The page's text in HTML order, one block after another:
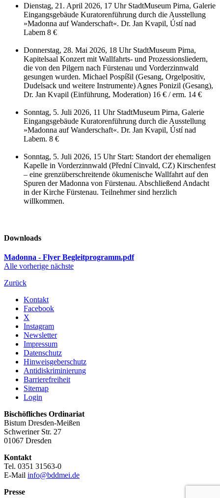
Dienstag, 21. April 2026, 17 Uhr StadtMuseum Pirna, Galerie
Eingangsgebäude Kuratorenführung durch die Ausstellung
»Madonna auf Wanderschaft«. Dr. Jan Kvapil, Ústí nad
Labem 8 €
Donnerstag, 28. Mai 2026, 18 Uhr StadtMuseum Pirna,
Kapitelsaal Konzert mit Wallfahrts- und Prozessionsliedern,
die von den Pilgern nach Fürstenau und Vorderzinnwald
gesungen wurden. Michael Pospíšil (Gesang, Orgelpositiv,
Dudelsack und weitere Instrumente) Agnes Ponizil (Gesang),
Dr. Jan Kvapil (Einführung, Moderation) 16 € / erm. 14 €
Sonntag, 5. Juli 2026, 11 Uhr StadtMuseum Pirna, Galerie
Eingangsgebäude Kuratorenführung durch die Ausstellung
»Madonna auf Wanderschaft«. Dr. Jan Kvapil, Ústí nad
Labem. 8 €
Sonntag, 5. Juli 2026, 15 Uhr Start: Standort der ehemaligen
Kapelle in Vorderzinnwald (Přední Cinvald, CZ) Kirschenfest
– eine grenzüberschreitende ökumenische Wallfahrt auf den
Spuren der Madonna von Fürstenau. Abschließend Andacht
in der Kirche Fürstenau. Teilnehmer sind herzlich
willkommen.
Downloads
Madonna - Flyer Begleitprogramm.pdf
Alle vorherige nächste
Zurück
Kontakt
Facebook
X
Instagram
Newsletter
Impressum
Datenschutz
Hinweisgeberschutz
Antidiskriminierung
Barrierefreiheit
Sitemap
Login
Bischöfliches Ordinariat
Bistum Dresden-Meißen
Schweriner Str. 27
01067 Dresden
Kontakt
Tel. 0351 31563-0
E-Mail info@bddmei.de
Presse